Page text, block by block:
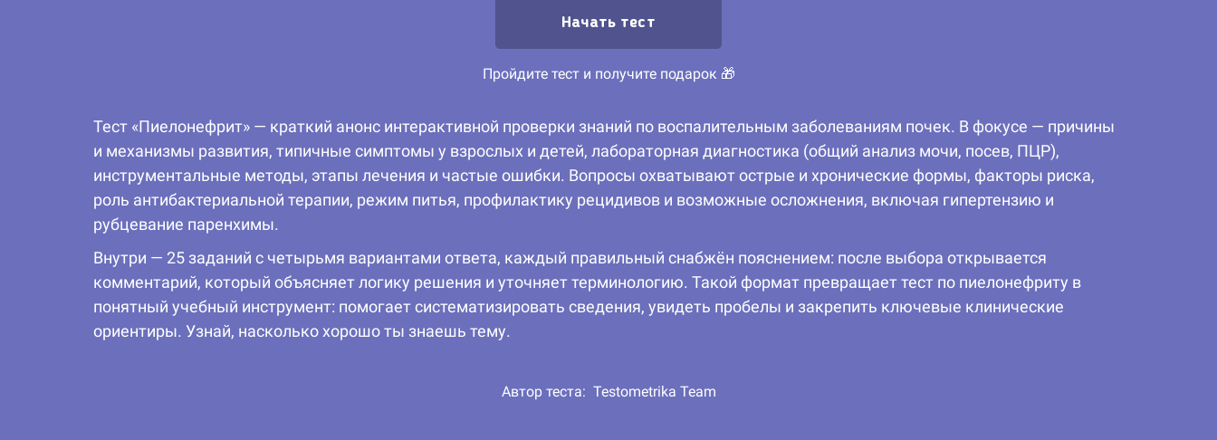
Начать тест
Пройдите тест и получите подарок 🎁
Тест «Пиелонефрит» — краткий анонс интерактивной проверки знаний по воспалительным заболеваниям почек. В фокусе — причины
и механизмы развития, типичные симптомы у взрослых и детей, лабораторная диагностика (общий анализ мочи, посев, ПЦР),
инструментальные методы, этапы лечения и частые ошибки. Вопросы охватывают острые и хронические формы, факторы риска,
роль антибактериальной терапии, режим питья, профилактику рецидивов и возможные осложнения, включая гипертензию и
рубцевание паренхимы.
Внутри — 25 заданий с четырьмя вариантами ответа, каждый правильный снабжён пояснением: после выбора открывается
комментарий, который объясняет логику решения и уточняет терминологию. Такой формат превращает тест по пиелонефриту в
понятный учебный инструмент: помогает систематизировать сведения, увидеть пробелы и закрепить ключевые клинические
ориентиры. Узнай, насколько хорошо ты знаешь тему.
Автор теста: Testometrika Team